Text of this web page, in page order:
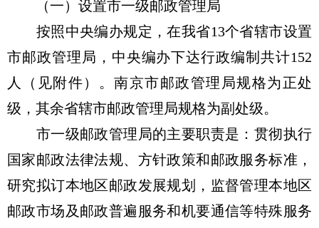
（一）设置市一级邮政管理局
按照中央编办规定，在我省13个省辖市设置
市邮政管理局，中央编办下达行政编制共计152
人（见附件）。南京市邮政管理局规格为正处
级，其余省辖市邮政管理局规格为副处级。
市一级邮政管理局的主要职责是：贯彻执行
国家邮政法律法规、方针政策和邮政服务标准，
研究拟订本地区邮政发展规划，监督管理本地区
邮政市场及邮政普遍服务和机要通信等特殊服务